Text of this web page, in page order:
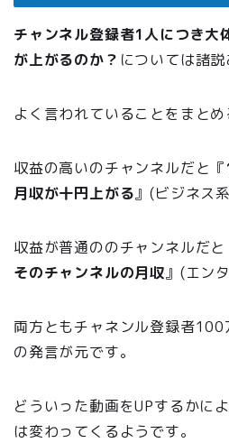
チャンネル登録者1人につき大
が上がるのか？ については諸説
よく言われていることをまとめ
収益の高いのチャンネルだと『
月収が十円上がる』(ビジネス
収益が普通ののチャンネルだと
そのチャンネルの月収』(エン
両方ともチャネンル登録者100
の発言が元です。
どういった動画をUPするかに
は変わってくるようです。